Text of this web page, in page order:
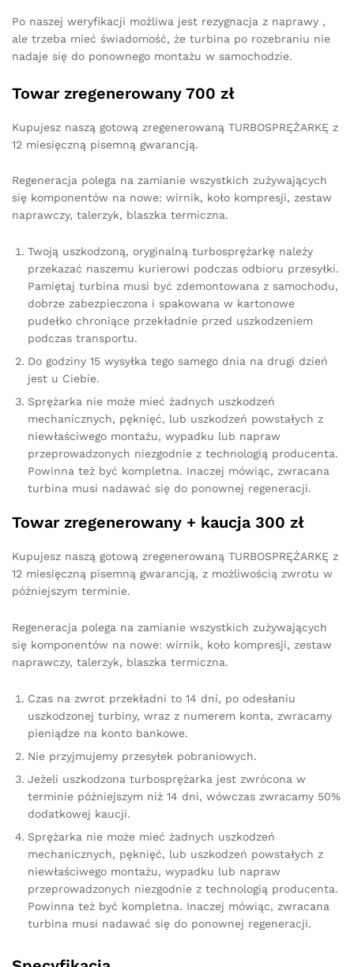
Po naszej weryfikacji możliwa jest rezygnacja z naprawy ,
ale trzeba mieć świadomość, że turbina po rozebraniu nie
nadaje się do ponownego montażu w samochodzie.
Towar zregenerowany 700 zł
Kupujesz naszą gotową zregenerowaną TURBOSPRĘŻARKĘ z
12 miesięczną pisemną gwarancją.
Regeneracja polega na zamianie wszystkich zużywających
się komponentów na nowe: wirnik, koło kompresji, zestaw
naprawczy, talerzyk, blaszka termiczna.
Twoją uszkodzoną, oryginalną turbosprężarkę należy
przekazać naszemu kurierowi podczas odbioru przesyłki.
Pamiętaj turbina musi być zdemontowana z samochodu,
dobrze zabezpieczona i spakowana w kartonowe
pudełko chroniące przekładnie przed uszkodzeniem
podczas transportu.
Do godziny 15 wysyłka tego samego dnia na drugi dzień
jest u Ciebie.
Sprężarka nie może mieć żadnych uszkodzeń
mechanicznych, pęknięć, lub uszkodzeń powstałych z
niewłaściwego montażu, wypadku lub napraw
przeprowadzonych niezgodnie z technologią producenta.
Powinna też być kompletna. Inaczej mówiąc, zwracana
turbina musi nadawać się do ponownej regeneracji.
Towar zregenerowany + kaucja 300 zł
Kupujesz naszą gotową zregenerowaną TURBOSPRĘŻARKĘ z
12 miesięczną pisemną gwarancją, z możliwością zwrotu w
późniejszym terminie.
Regeneracja polega na zamianie wszystkich zużywających
się komponentów na nowe: wirnik, koło kompresji, zestaw
naprawczy, talerzyk, blaszka termiczna.
Czas na zwrot przekładni to 14 dni, po odesłaniu
uszkodzonej turbiny, wraz z numerem konta, zwracamy
pieniądze na konto bankowe.
Nie przyjmujemy przesyłek pobraniowych.
Jeżeli uszkodzona turbosprężarka jest zwrócona w
terminie późniejszym niż 14 dni, wówczas zwracamy 50%
dodatkowej kaucji.
Sprężarka nie może mieć żadnych uszkodzeń
mechanicznych, pęknięć, lub uszkodzeń powstałych z
niewłaściwego montażu, wypadku lub napraw
przeprowadzonych niezgodnie z technologią producenta.
Powinna też być kompletna. Inaczej mówiąc, zwracana
turbina musi nadawać się do ponownej regeneracji.